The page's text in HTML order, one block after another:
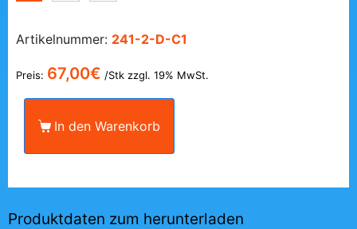
Artikelnummer: 241-2-D-C1
Preis: 67,00€ /Stk zzgl. 19% MwSt.
In den Warenkorb
Produktdaten zum herunterladen